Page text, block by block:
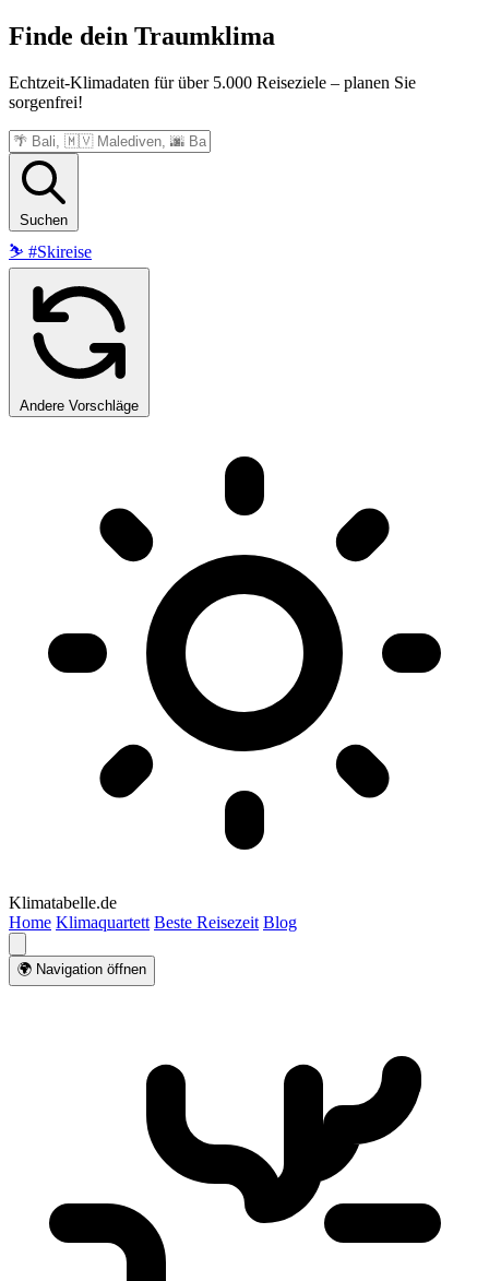
Finde dein Traumklima
Echtzeit-Klimadaten für über 5.000 Reiseziele – planen Sie
sorgenfrei!
Suchen
⛷️ #Skireise
Andere Vorschläge
Klimatabelle.de
Home Klimaquartett Beste Reisezeit Blog
🌍 Navigation öffnen